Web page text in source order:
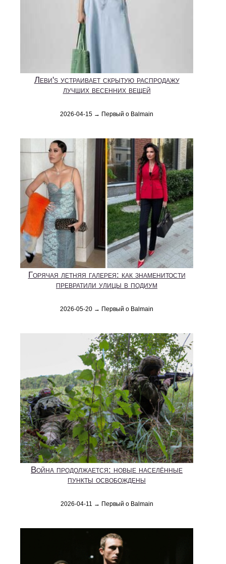
Леви's устраивает скрытую распродажу
лучших весенних вещей
2026-04-15 → Первый о Balmain
Горячая летняя галерея: как знаменитости
превратили улицы в подиум
2026-05-20 → Первый о Balmain
Война продолжается: новые населённые
пункты освобождены
2026-04-11 → Первый о Balmain